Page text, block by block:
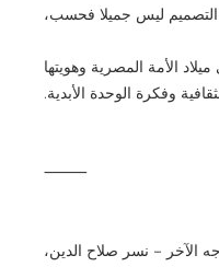
التصميم ليس جميلا فحسب،
الأمة المصرية وهويتها
وفكرة الوحدة الأبدية.
⸻
الآخر – نسر صلاح الدين،